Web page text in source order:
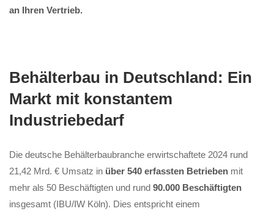
an Ihren Vertrieb.
Behälterbau in Deutschland: Ein
Markt mit konstantem
Industriebedarf
Die deutsche Behälterbaubranche erwirtschaftete 2024 rund
21,42 Mrd. € Umsatz in über 540 erfassten Betrieben mit
mehr als 50 Beschäftigten und rund 90.000 Beschäftigten
insgesamt (IBU/IW Köln). Dies entspricht einem